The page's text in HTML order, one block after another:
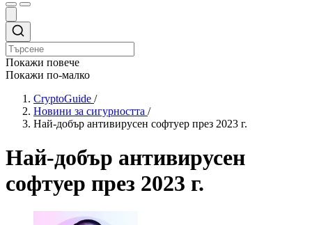
Покажи повече
Покажи по-малко
CryptoGuide /
Новини за сигурността /
Най-добър антивирусен софтуер през 2023 г.
Най-добър антивирусен
софтуер през 2023 г.